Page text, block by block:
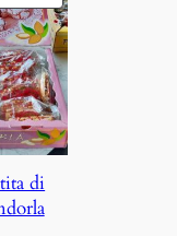
IN
OFFERTA
di